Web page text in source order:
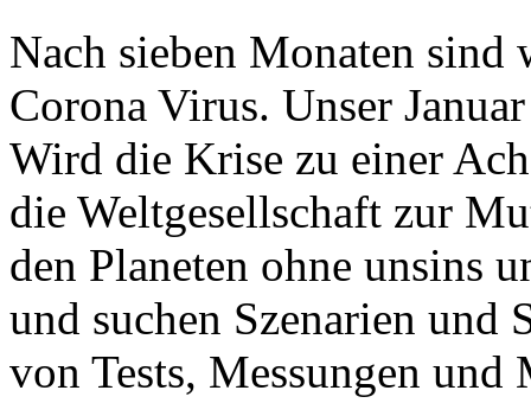
Nach sieben Monaten
Corona Virus. Unser
Wird die Krise zu einer
die Weltgesellschaft zur
den Planeten ohne unsins
und suchen Szenarien und
von Tests, Messungen und